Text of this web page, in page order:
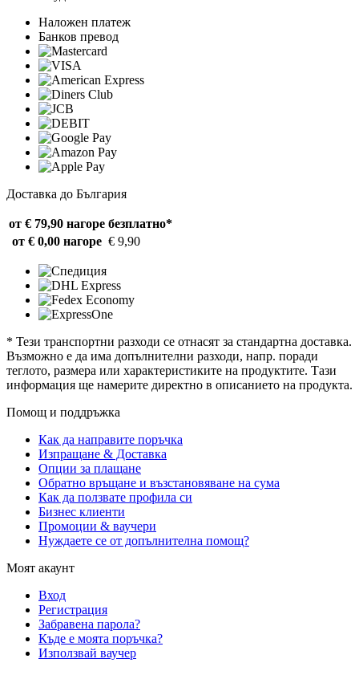
Наложен платеж
Банков превод
Доставка до България
от € 79,90 нагоре безплатно*
от € 0,00 нагоре € 9,90
* Тези транспортни разходи се отнасят за стандартна доставка.
Възможно е да има допълнителни разходи, напр. поради
теглото, размера или характеристиките на продуктите. Тази
информация ще намерите директно в описанието на продукта.
Помощ и поддръжка
Как да направите поръчка
Изпращане & Доставка
Опции за плащане
Обратно връщане и възстановяване на сума
Как да ползвате профила си
Бизнес клиенти
Промоции & ваучери
Нуждаете се от допълнителна помощ?
Моят акаунт
Вход
Регистрация
Забравена парола?
Къде е моята поръчка?
Използвай ваучер